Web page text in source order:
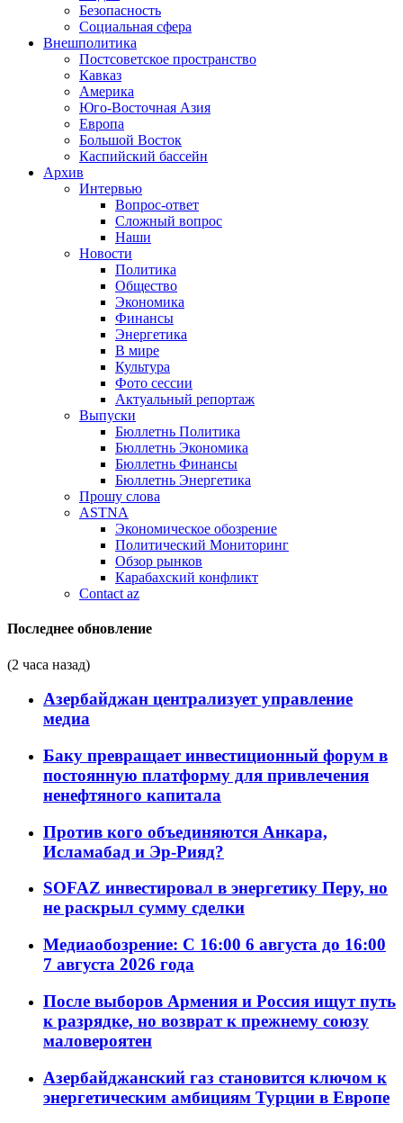
Безопасность
Социальная сфера
Внешполитика
Постсоветское пространство
Кавказ
Америка
Юго-Восточная Азия
Европа
Большой Восток
Каспийский бассейн
Архив
Интервью
Вопрос-ответ
Сложный вопрос
Наши
Новости
Политика
Общество
Экономика
Финансы
Энергетика
В мире
Культура
Фото сессии
Актуальный репортаж
Выпуски
Бюллетнь Политика
Бюллетнь Экономика
Бюллетнь Финансы
Бюллетнь Энергетика
Прошу слова
ASTNA
Экономическое обозрение
Политический Мониторинг
Обзор рынков
Карабахский конфликт
Contact az
Последнее обновление
(2 часа назад)
Азербайджан централизует управление
медиа
Баку превращает инвестиционный форум в
постоянную платформу для привлечения
ненефтяного капитала
Против кого объединяются Анкара,
Исламабад и Эр-Рияд?
SOFAZ инвестировал в энергетику Перу, но
не раскрыл сумму сделки
Медиаобозрение: С 16:00 6 августа до 16:00
7 августа 2026 года
После выборов Армения и Россия ищут путь
к разрядке, но возврат к прежнему союзу
маловероятен
Азербайджанский газ становится ключом к
энергетическим амбициям Турции в Европе